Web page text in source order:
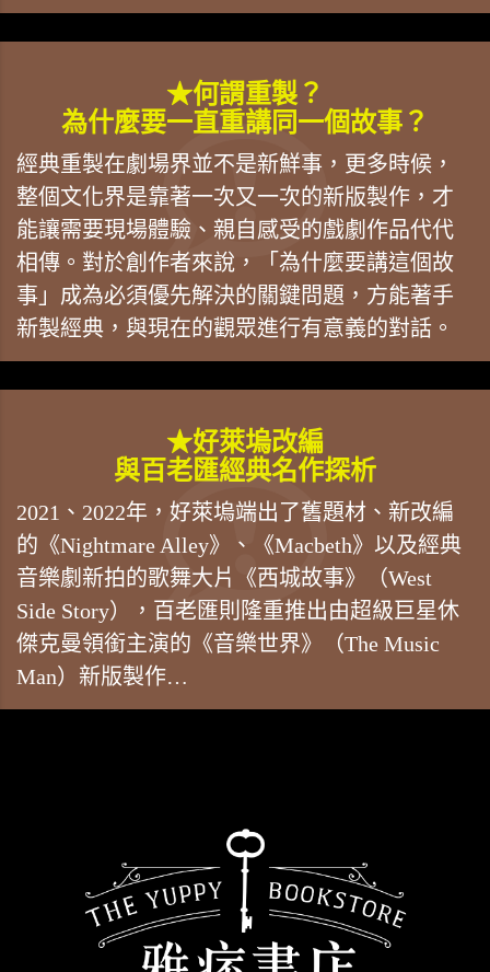
★何謂重製？
為什麼要一直重講同一個故事？
經典重製在劇場界並不是新鮮事，更多時候，
整個文化界是靠著一次又一次的新版製作，才
能讓需要現場體驗、親自感受的戲劇作品代代
相傳。對於創作者來說，「為什麼要講這個故
事」成為必須優先解決的關鍵問題，方能著手
新製經典，與現在的觀眾進行有意義的對話。
★好萊塢改編
與百老匯經典名作探析
2021、2022年，好萊塢端出了舊題材、新改編
的《Nightmare Alley》、《Macbeth》以及經典
音樂劇新拍的歌舞大片《西城故事》（West
Side Story），百老匯則隆重推出由超級巨星休
傑克曼領銜主演的《音樂世界》（The Music
Man）新版製作…